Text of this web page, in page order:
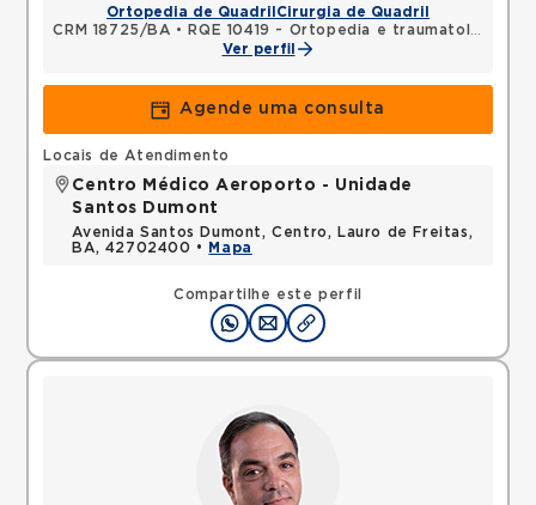
Ortopedia de Quadril Cirurgia de Quadril
CRM 18725/BA •
RQE 10419 - Ortopedia e traumatologia
Ver perfil
Agende uma consulta
Compartilhe este perfil
Locais de Atendimento
Centro Médico Aeroporto - Unidade
Santos Dumont
Avenida Santos Dumont, Centro, Lauro de Freitas,
BA, 42702400 •
Mapa